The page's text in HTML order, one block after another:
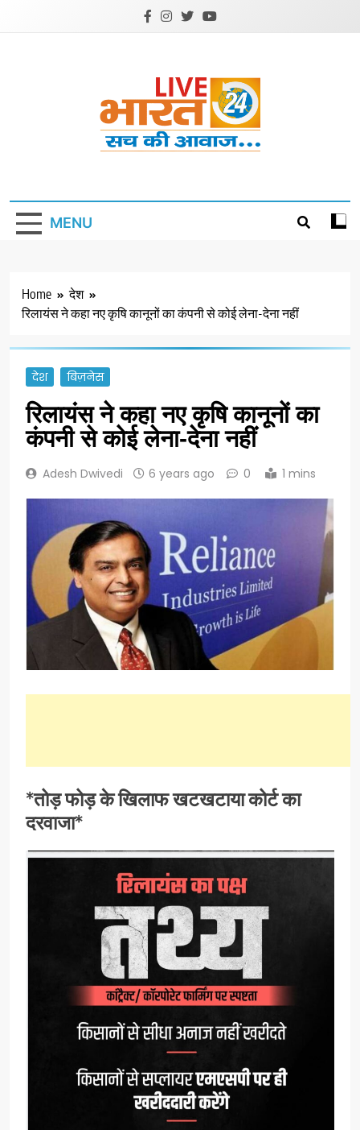
MENU
Home
देश
रिलायंस ने कहा नए कृषि कानूनों का कंपनी से कोई लेना-देना नहीं
देश बिज़नेस
रिलायंस ने कहा नए कृषि कानूनों का
कंपनी से कोई लेना-देना नहीं
Adesh Dwivedi 6 years ago 0 1 mins
*तोड़ फोड़ के खिलाफ खटखटाया कोर्ट का
दरवाजा*